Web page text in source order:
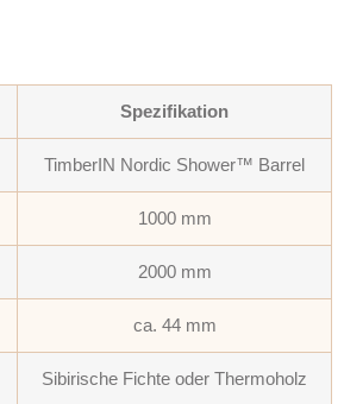
Spezifikation
TimberIN Nordic Shower™ Barrel
1000 mm
2000 mm
ca. 44 mm
Sibirische Fichte oder Thermoholz